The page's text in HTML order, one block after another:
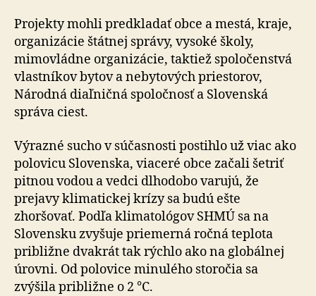
Projekty mohli predkladať obce a mestá, kraje,
organizácie štátnej správy, vysoké školy,
mimovládne organizácie, taktiež spoločenstvá
vlastníkov bytov a nebytových priestorov,
Národná diaľničná spoločnosť a Slovenská
správa ciest.
Výrazné sucho v súčasnosti postihlo už viac ako
polovicu Slovenska, viaceré obce začali šetriť
pitnou vodou a vedci dlhodobo varujú, že
prejavy klimatickej krízy sa budú ešte
zhoršovať. Podľa klimatológov SHMÚ sa na
Slovensku zvyšuje priemerná ročná teplota
približne dvakrát tak rýchlo ako na globálnej
úrovni. Od polovice minulého storočia sa
zvýšila približne o 2 °C.